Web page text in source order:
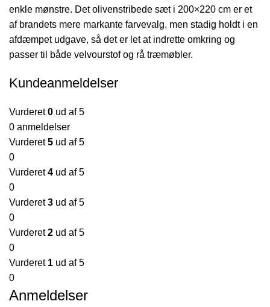
enkle mønstre. Det olivenstribede sæt i 200×220 cm er et
af brandets mere markante farvevalg, men stadig holdt i en
afdæmpet udgave, så det er let at indrette omkring og
passer til både velvourstof og rå træmøbler.
Kundeanmeldelser
Vurderet0 ud af 5
0 anmeldelser
Vurderet5 ud af 5
0
Vurderet4 ud af 5
0
Vurderet3 ud af 5
0
Vurderet2 ud af 5
0
Vurderet 1 ud af 5
0
Anmeldelser